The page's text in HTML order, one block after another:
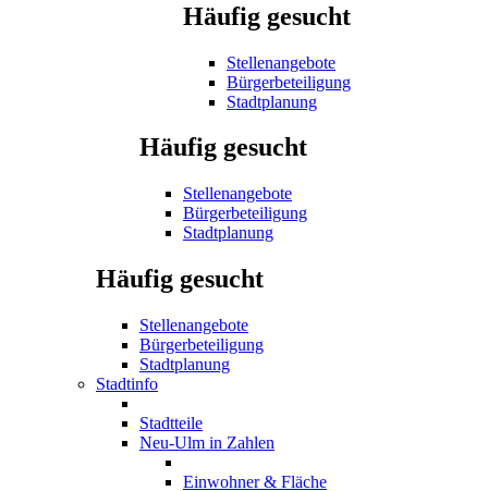
Häufig gesucht
Stellenangebote
Bürgerbeteiligung
Stadtplanung
Häufig gesucht
Stellenangebote
Bürgerbeteiligung
Stadtplanung
Häufig gesucht
Stellenangebote
Bürgerbeteiligung
Stadtplanung
Stadtinfo
Stadtteile
Neu-Ulm in Zahlen
Einwohner & Fläche